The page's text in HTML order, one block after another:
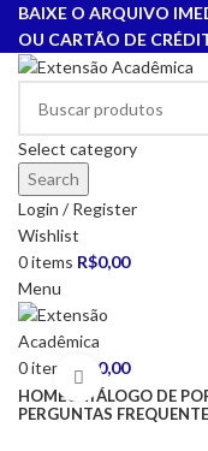
BAIXE O ARQUIVO
OU CARTÃO DE
Select category
Search
Login / Register
Wishlist
0items R$0,00
Menu
0items R$ 0,00
HOMECATÁLOGO DE
PERGUNTAS
Click to enlarge